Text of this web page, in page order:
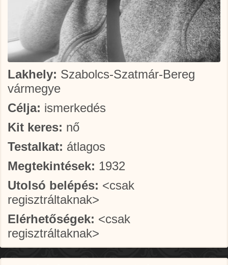
Lakhely: Szabolcs-Szatmár-Bereg
vármegye
Célja: ismerkedés
Kit keres: nő
Testalkat: átlagos
Megtekintések: 1932
Utolsó belépés: <csak
regisztráltaknak>
Elérhetőségek: <csak
regisztráltaknak>